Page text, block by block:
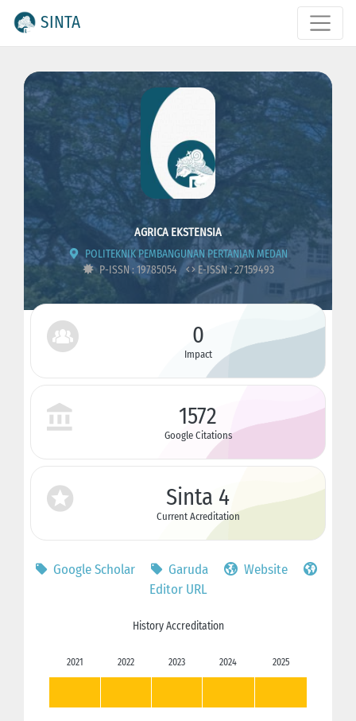
SINTA
AGRICA EKSTENSIA
POLITEKNIK PEMBANGUNAN PERTANIAN MEDAN
P-ISSN : 19785054
E-ISSN : 27159493
0
Impact
1572
Google Citations
Sinta 4
Current Acreditation
Google Scholar Garuda
Website
Editor URL
History Accreditation
2021 2022 2023 2024 2025